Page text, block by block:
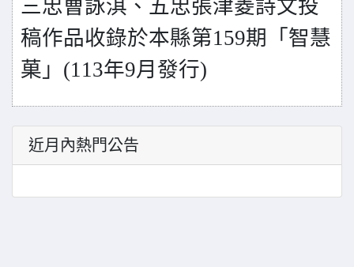
三忠曹詠淇、五忠張津菱詩文投
稿作品收錄於本縣第159期「智慧
菓」(113年9月發行)
近月內熱門公告